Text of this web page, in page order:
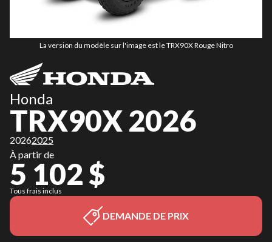
La version du modèle sur l'image est le TRX90X Rouge Nitro
Honda
TRX90X 2026
20262025
À partir de
5 102 $
Tous frais inclus
DEMANDE DE PRIX